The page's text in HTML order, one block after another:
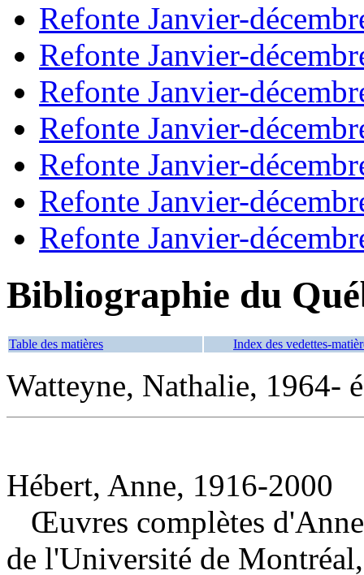
Refonte Janvier-
Refonte Janvier-
Refonte Janvier-
Refonte Janvier-
Refonte Janvier-
Refonte Janvier-
Refonte Janvier-
Bibliographie du
Table des matières Index des vedettes-
Watteyne, Nathalie, 1964-
Hébert, Anne, 1916-2000
Œuvres complètes
de l'Université de